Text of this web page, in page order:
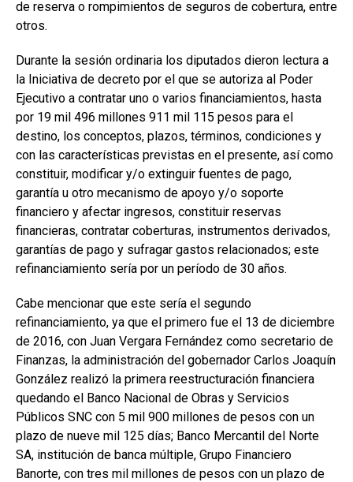
de reserva o rompimientos de seguros de cobertura, entre
otros.
Durante la sesión ordinaria los diputados dieron lectura a
la Iniciativa de decreto por el que se autoriza al Poder
Ejecutivo a contratar uno o varios financiamientos, hasta
por 19 mil 496 millones 911 mil 115 pesos para el
destino, los conceptos, plazos, términos, condiciones y
con las características previstas en el presente, así como
constituir, modificar y/o extinguir fuentes de pago,
garantía u otro mecanismo de apoyo y/o soporte
financiero y afectar ingresos, constituir reservas
financieras, contratar coberturas, instrumentos derivados,
garantías de pago y sufragar gastos relacionados; este
refinanciamiento sería por un período de 30 años.
Cabe mencionar que este sería el segundo
refinanciamiento, ya que el primero fue el 13 de diciembre
de 2016, con Juan Vergara Fernández como secretario de
Finanzas, la administración del gobernador Carlos Joaquín
González realizó la primera reestructuración financiera
quedando el Banco Nacional de Obras y Servicios
Públicos SNC con 5 mil 900 millones de pesos con un
plazo de nueve mil 125 días; Banco Mercantil del Norte
SA, institución de banca múltiple, Grupo Financiero
Banorte, con tres mil millones de pesos con un plazo de